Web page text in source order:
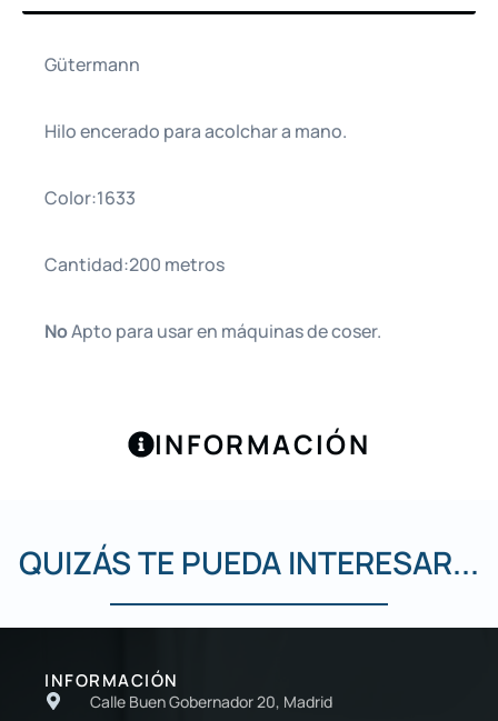
INFORMACIÓN
Gütermann
Hilo encerado para acolchar a mano.
Color:1633
Cantidad:200 metros
NoApto para usar en máquinas de coser.
QUIZÁS TE PUEDA INTERESAR...
INFORMACIÓN
Calle Buen Gobernador 20, Madrid